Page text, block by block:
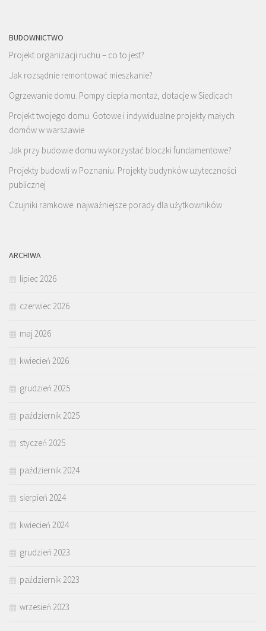
BUDOWNICTWO
Projekt organizacji ruchu – co to jest?
Jak rozsądnie remontować mieszkanie?
Ogrzewanie domu. Pompy ciepła montaż, dotacje w Siedlcach
Projekt twojego domu. Gotowe i indywidualne projekty małych
domów w warszawie
Jak przy budowie domu wykorzystać bloczki fundamentowe?
Projekty budowli w Poznaniu. Projekty budynków użyteczności
publicznej
Czujniki ramkowe: najważniejsze porady dla użytkowników
ARCHIWA
lipiec 2026
czerwiec 2026
maj 2026
kwiecień 2026
grudzień 2025
październik 2025
styczeń 2025
październik 2024
sierpień 2024
kwiecień 2024
grudzień 2023
październik 2023
wrzesień 2023